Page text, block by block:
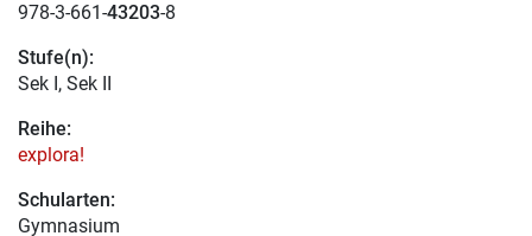
978-3-661-43203-8
Stufe(n):
Sek I, Sek II
Reihe:
explora!
Schularten:
Gymnasium